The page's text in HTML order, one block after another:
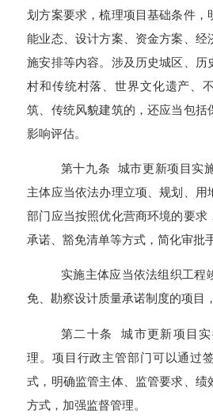
划方案要求，梳理项目基础条件，
能业态、设计方案、资金方案、经
施安排等内容。涉及历史城区、历
村和传统村落、世界文化遗产、
筑、传统风貌建筑的，还应当包括
影响评估。
第十九条 城市更新项目实
主体应当依法办理立项、规划、用
部门应当按照优化营商环境的要求
承诺、豁免清单等方式，简化审批
实施主体应当依法组织工程
免、勘察设计质量承诺制度的项目
第二十条 城市更新项目
理。项目行政主管部门可以通过
式，明确监管主体、监管要求、绩
方式，加强监督管理。